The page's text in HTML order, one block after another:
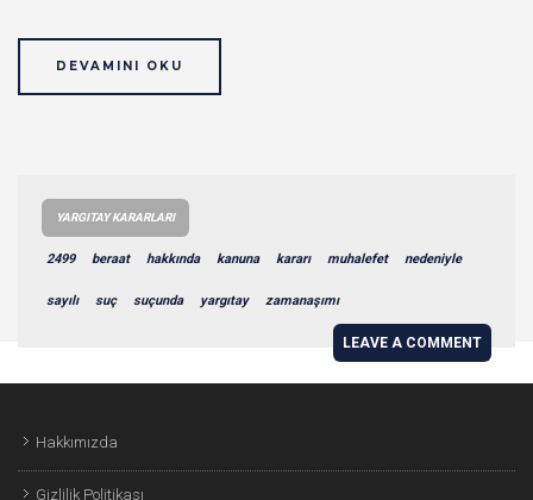
DEVAMINI OKU
YARGITAY KARARLARI
2499 beraat hakkında kanuna kararı muhalefet nedeniyle
sayılı suç suçunda yargıtay zamanaşımı
LEAVE A COMMENT
Hakkımızda
Gizlilik Politikası